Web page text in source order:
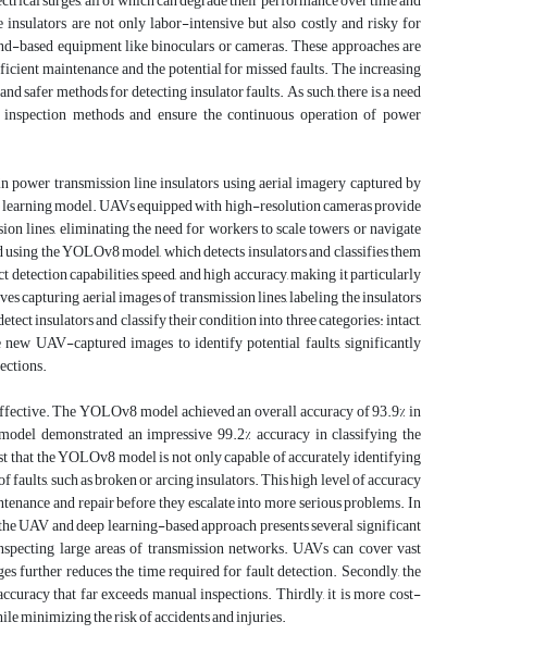
are not only labor-intensive but also costly and risky for
equipment like binoculars or cameras. These approaches are
maintenance and the potential for missed faults. The increasing
safer methods for detecting insulator faults. As such, there is a need
methods and ensure the continuous operation of power
transmission line insulators using aerial imagery captured by
model. UAVs equipped with high-resolution cameras provide
lines, eliminating the need for workers to scale towers or navigate
the YOLOv8 model, which detects insulators and classifies them
capabilities, speed, and high accuracy, making it particularly
capturing aerial images of transmission lines, labeling the insulators
insulators and classify their condition into three categories: intact,
UAV-captured images to identify potential faults, significantly
The YOLOv8 model achieved an overall accuracy of 93.9% in
demonstrated an impressive 99.2% accuracy in classifying the
that the YOLOv8 model is not only capable of accurately identifying
such as broken or arcing insulators. This high level of accuracy
and repair before they escalate into more serious problems. In
UAV and deep learning-based approach presents several significant
large areas of transmission networks. UAVs can cover vast
further reduces the time required for fault detection. Secondly, the
that far exceeds manual inspections. Thirdly, it is more cost-
minimizing the risk of accidents and injuries.